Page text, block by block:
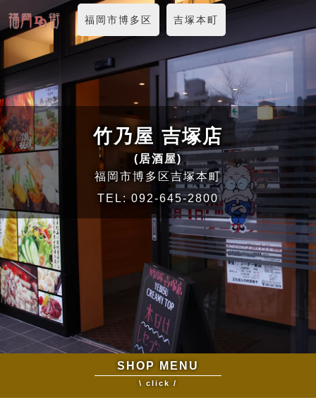
福岡市博多区 吉塚本町
竹乃屋 吉塚店
(居酒屋)
福岡市博多区吉塚本町
TEL: 092-645-2800
SHOP MENU
\ click /